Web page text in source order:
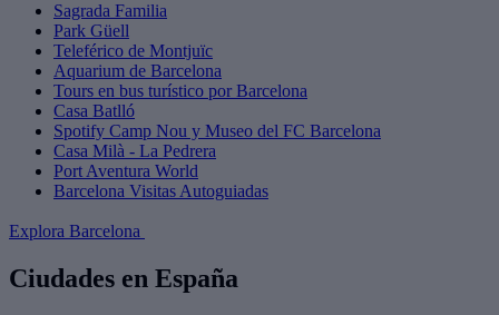
Sagrada Familia
Park Güell
Teleférico de Montjuïc
Aquarium de Barcelona
Tours en bus turístico por Barcelona
Casa Batlló
Spotify Camp Nou y Museo del FC Barcelona
Casa Milà - La Pedrera
Port Aventura World
Barcelona Visitas Autoguiadas
Explora Barcelona
Ciudades en España